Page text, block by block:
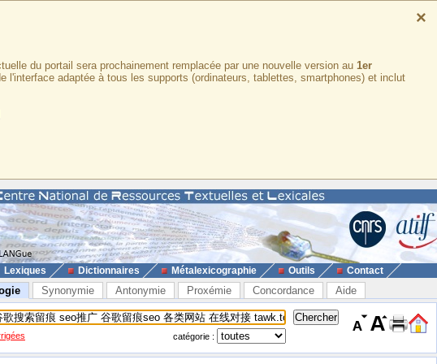
×
du portail sera prochainement remplacée par une nouvelle version au 1er
l'interface adaptée à tous les supports (ordinateurs, tablettes, smartphones) et inclut
Lexiques Dictionnaires Métalexicographie Outils Contact
Synonymie Antonymie Proxémie Concordance Aide
catégorie :